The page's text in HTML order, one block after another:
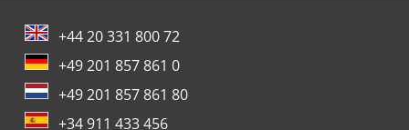
+44 20 331 800 72
+49 201 857 861 0
+49 201 857 861 80
+34 911 433 456